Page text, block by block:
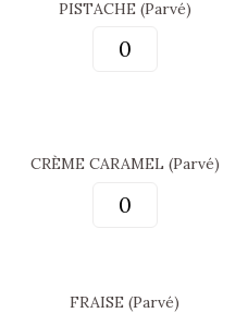
PISTACHE (Parvé)
CRÈME CARAMEL (Parvé)
FRAISE (Parvé)